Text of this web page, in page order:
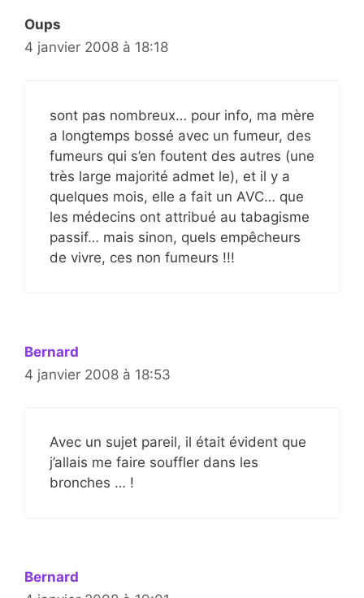
Oups
4 janvier 2008 à 18:18
sont pas nombreux… pour info, ma mère
a longtemps bossé avec un fumeur, des
fumeurs qui s’en foutent des autres (une
très large majorité admet le), et il y a
quelques mois, elle a fait un AVC… que
les médecins ont attribué au tabagisme
passif… mais sinon, quels empêcheurs
de vivre, ces non fumeurs !!!
Bernard
4 janvier 2008 à 18:53
Avec un sujet pareil, il était évident que
j’allais me faire souffler dans les
bronches … !
Bernard